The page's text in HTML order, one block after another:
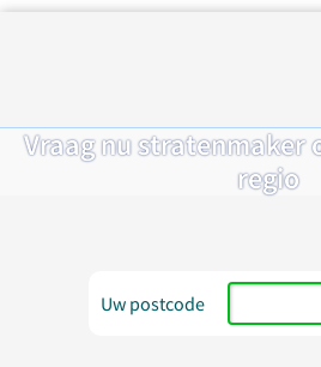
Vraag nu stratenmaker
regio
Uw postcode